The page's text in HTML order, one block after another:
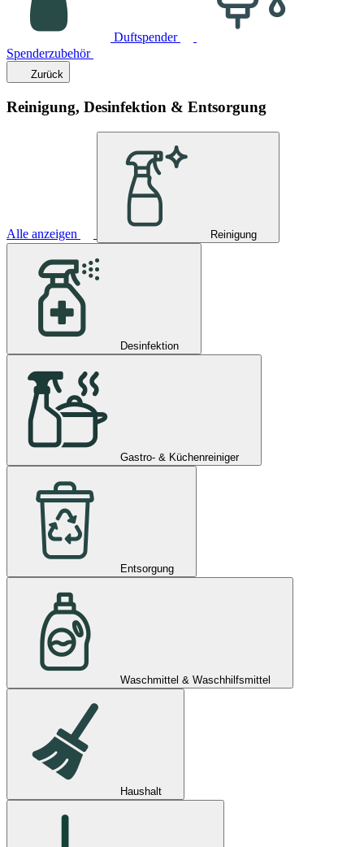
Duftspender
Spenderzubehör
Zurück
Reinigung, Desinfektion & Entsorgung
Alle anzeigen Reinigung
Desinfektion
Gastro- & Küchenreiniger
Entsorgung
Waschmittel & Waschhilfsmittel
Haushalt